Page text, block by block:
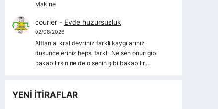
Makine
courier- Evde huzursuzluk
02/08/2026
Alttan al kral devriniz farkli kaygılarıniz
dusunceleriniz hepsi farkli. Ne sen onun gibi
bakabilirsin ne de o senin gibi bakabilir.…
YENİ İTİRAFLAR